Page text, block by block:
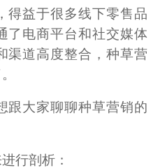
得益于很多线下零售品
了电商平台和社交媒体
渠道高度整合，种草营
跟大家聊聊种草营销的
行剖析：